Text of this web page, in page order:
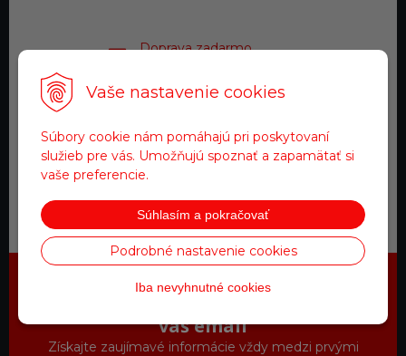
Vaše nastavenie cookies
Súbory cookie nám pomáhajú pri poskytovaní
služieb pre vás. Umožňujú spoznať a zapamätať si
vaše preferencie.
Súhlasím a pokračovať
Podrobné nastavenie cookies
Iba nevyhnutné cookies
Doprava zadarmo
expedujeme do 24 hod.
Zákaznícky servis
a starostlivosť
Najdôležitejšie novinky priamo na
váš email
Získajte zaujímavé informácie vždy medzi prvými